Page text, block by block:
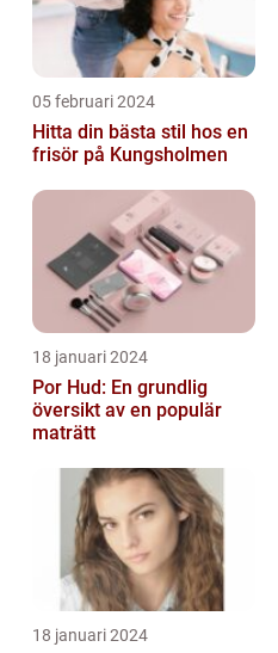
05 februari 2024
Hitta din bästa stil hos en
frisör på Kungsholmen
18 januari 2024
Por Hud: En grundlig
översikt av en populär
maträtt
18 januari 2024